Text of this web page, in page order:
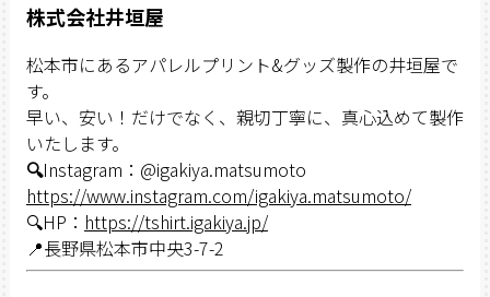
株式会社井垣屋
松本市にあるアパレルプリント&グッズ製作の井垣屋で
す。
早い、安い！だけでなく、親切丁寧に、真心込めて製作
いたします。
🔍Instagram：@igakiya.matsumoto
https://www.instagram.com/igakiya.matsumoto/
🔍HP： https://tshirt.igakiya.jp/
📍長野県松本市中央3-7-2